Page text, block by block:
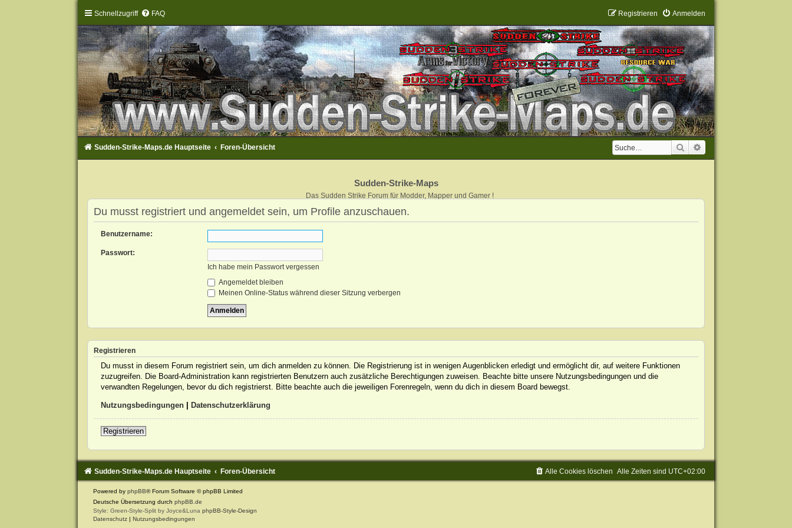
Schnellzugriff FAQ Anmelden
Registrieren
Suche
Sudden-Strike-Maps.de Hauptseite Foren-Übersicht
Sudden-Strike-Maps
Das Sudden Strike Forum für Modder, Mapper und Gamer !
Du musst registriert und angemeldet sein, um Profile anzuschauen.
Benutzername:
Passwort:
Ich habe mein Passwort vergessen
Angemeldet bleiben
Meinen Online-Status während dieser Sitzung verbergen
Registrieren
Du musst in diesem Forum registriert sein, um dich anmelden zu können. Die Registrierung ist in wenigen Augenblicken erledigt und ermöglicht dir, auf weitere Funktionen
zuzugreifen. Die Board-Administration kann registrierten Benutzern auch zusätzliche Berechtigungen zuweisen. Beachte bitte unsere Nutzungsbedingungen und die
verwandten Regelungen, bevor du dich registrierst. Bitte beachte auch die jeweiligen Forenregeln, wenn du dich in diesem Board bewegst.
Nutzungsbedingungen| Datenschutzerklärung
Registrieren
Sudden-Strike-Maps.de Hauptseite Foren-Übersicht Alle Zeiten sind UTC+02:00
Alle Cookies löschen
Powered by phpBB® Forum Software © phpBB Limited
Deutsche Übersetzung durch phpBB.de
Style: Green-Style-Split by Joyce&Luna phpBB-Style-Design
Datenschutz | Nutzungsbedingungen